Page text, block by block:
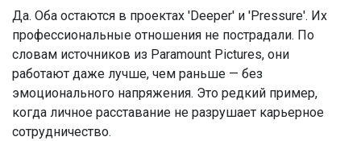
Да. Оба остаются в проектах 'Deeper' и 'Pressure'. Их
профессиональные отношения не пострадали. По
словам источников из Paramount Pictures, они
работают даже лучше, чем раньше — без
эмоционального напряжения. Это редкий пример,
когда личное расставание не разрушает карьерное
сотрудничество.